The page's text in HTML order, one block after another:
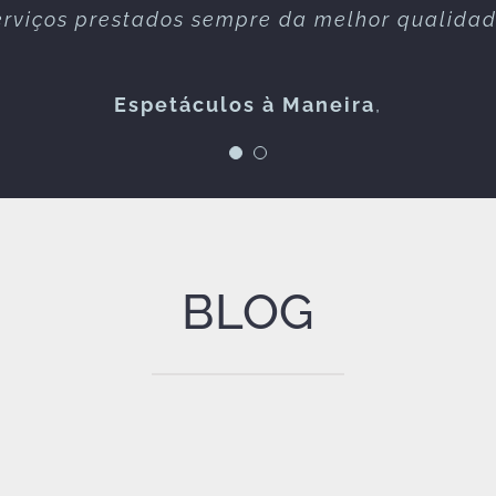
prestados sempre da melhor
Espetáculos à Maneira,
connosco!
FOLKZITAS
BLOG